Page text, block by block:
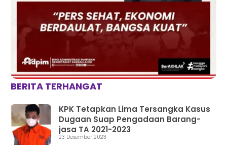
BERITA TERHANGAT
KPK Tetapkan Lima Tersangka Kasus
Dugaan Suap Pengadaan Barang-
jasa TA 2021-2023
23 Desember 2023